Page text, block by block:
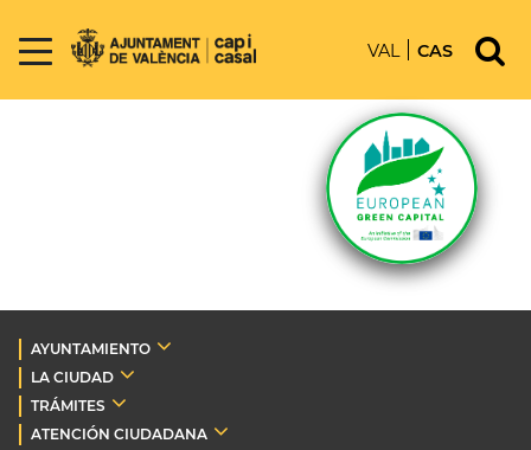
VAL CAS
AYUNTAMIENTO
LA CIUDAD
TRÁMITES
ATENCIÓN CIUDADANA